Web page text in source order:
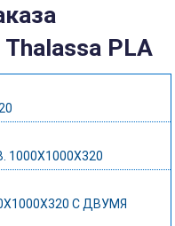
PLA
1000Х1000Х320
C ДВУМЯ